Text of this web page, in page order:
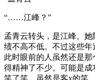
“……江峰？”
孟青云转头，是江峰。
绩不高不低。不过这些年
此时眼前的人虽然还是
得精神了不少。可能是
笑了笑。虽然是客x的笑